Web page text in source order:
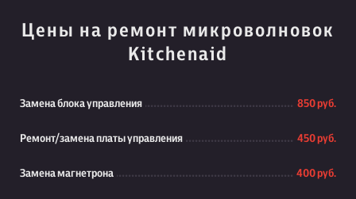
Цены на ремонт микроволновок
Kitchenaid
Замена блока управления 850 руб.
Ремонт/замена платы управления 450 руб.
Замена магнетрона 400 руб.